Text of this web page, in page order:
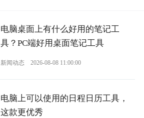
电脑桌面上有什么好用的笔记工
具？PC端好用桌面笔记工具
新闻动态 2026-08-08 11:00:00
电脑上可以使用的日程日历工具，
这款更优秀